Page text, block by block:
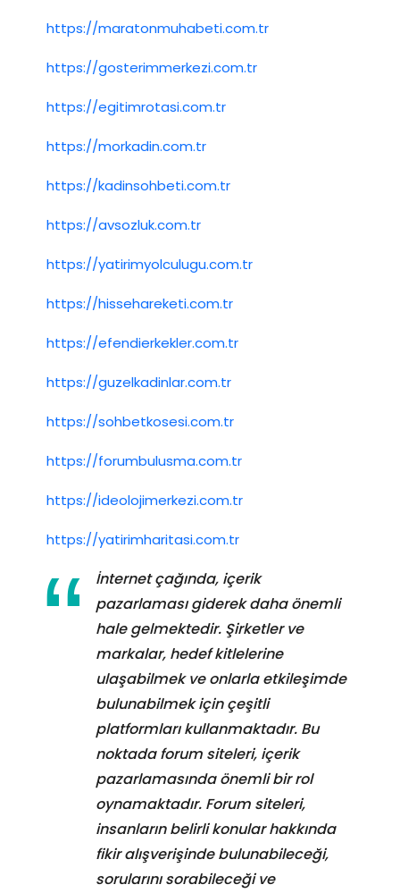
https://maratonmuhabeti.com.tr
https://gosterimmerkezi.com.tr
https://egitimrotasi.com.tr
https://morkadin.com.tr
https://kadinsohbeti.com.tr
https://avsozluk.com.tr
https://yatirimyolculugu.com.tr
https://hissehareketi.com.tr
https://efendierkekler.com.tr
https://guzelkadinlar.com.tr
https://sohbetkosesi.com.tr
https://forumbulusma.com.tr
https://ideolojimerkezi.com.tr
https://yatirimharitasi.com.tr
İnternet çağında, içerik
pazarlaması giderek daha önemli
hale gelmektedir. Şirketler ve
markalar, hedef kitlelerine
ulaşabilmek ve onlarla etkileşimde
bulunabilmek için çeşitli
platformları kullanmaktadır. Bu
noktada forum siteleri, içerik
pazarlamasında önemli bir rol
oynamaktadır. Forum siteleri,
insanların belirli konular hakkında
fikir alışverişinde bulunabileceği,
sorularını sorabileceği ve